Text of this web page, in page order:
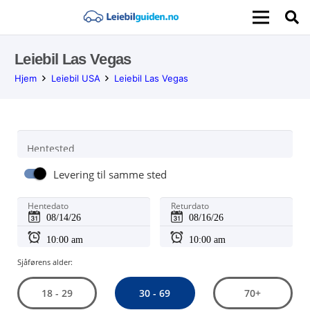
Leiebil Las Vegas
Hjem Leiebil USA Leiebil Las Vegas
Hentested
Levering til samme sted
Hentedato Returdato
Sjåførens alder:
18 - 29 30 - 69 70+